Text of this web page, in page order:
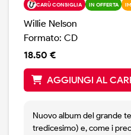
CARÙ CONSIGLIA IN OFFERTA
Willie Nelson
Formato: CD
18.50 €
AGGIUNGI AL
Nuovo album del grande
tredicesimo) e, come i